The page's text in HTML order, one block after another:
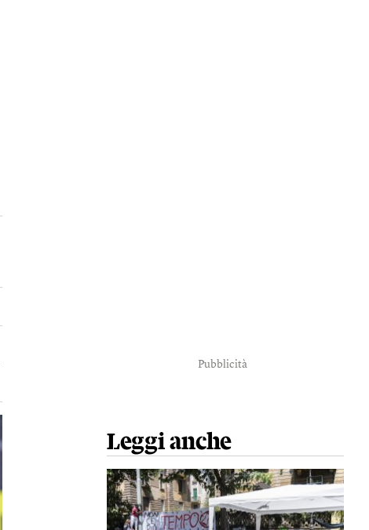
Pubblicità
Leggi anche